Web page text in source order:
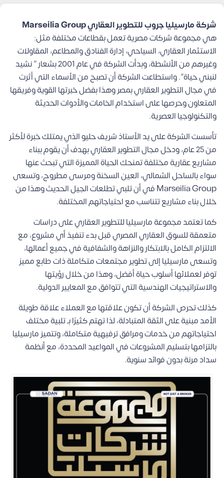
شركة مارسيليا جروب للتطوير العقاري Marseilia Group
هي مجموعة شركات مصرية تعمل بقطاعات مختلفة مثل:
الاستثمار العقاري، السياحي، إدارة الفنادق والمطاعم، المقاولات
وغيرهم من الأنشطة، وبدأت الشركة في عام 2001 بشعار ” نشيد
لنبني حياة”. واستطاعت الشركة أن تصبح من الأسماء التي أثرت
في مجال التطوير العقاري بمصر وهذا بفضل خبرتها القوية وفريقها
المتعاون وحرصها على استخدام الخامات والأدوات الحديثة
والتكنولوجيا العصرية.
تأسست الشركة على يد الأستاذ شريف حليو الذي يمتلك خبرة لأكثر
من 25 عام، ودخل مجال التطوير العقاري بهدف أن يقوم ببناء
مشاريع عقارية مختلفة تمنحك الحياة المميزة التي تبحث عنها
سواء بالساحل الشمالي، العين السخنة ومرسى مطروح، وتسعى
Marseilia Group في أن تلبي تطلعات الجيل الحديث وهذا من
خلال بناء مشاريع تتناسب مع احتياجاتهم المختلفة.
كما تعتمد مجموعة مارسيليا للتطوير العقاري على دراسات
متعمقة للسوق العقاري المصري قبل بدء تنفيذ أي مشروع، مع
الالتزام الكامل بالابتكار والنزاهة والشفافية في جميع أعمالها،
وتسعى مارسيليا إلى تطوير مجتمعات متكاملة ذات طابع مميز
توفر لعملائها أسلوب حياة أفضل، وهذا من خلال رؤيتها
والاستراتيجيات الهندسية التي تتوافق مع المعايير الدولية.
كذلك تحرص الشركة أن تكون علاقتها مع العملاء علاقة طويلة
الأمد مبنية على الثقة المتبادلة، لذا تهتم كثيرًا بـ تلبية مختلف
احتياجاتهم من خدمات ومرافق ترفيهية متكاملة، وتتميز مارسيليا
بالتزامها بتسليم المشروعات في المواعيد المحددة، مع أنظمة
سداد مرنة بدون فوائد سنوية.